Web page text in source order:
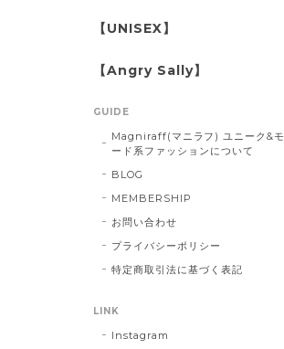
【UNISEX】
【Angry Sally】
GUIDE
Magniraff(マニラフ) ユニーク&モ
ード系ファッションについて
BLOG
MEMBERSHIP
お問い合わせ
プライバシーポリシー
特定商取引法に基づく表記
LINK
Instagram